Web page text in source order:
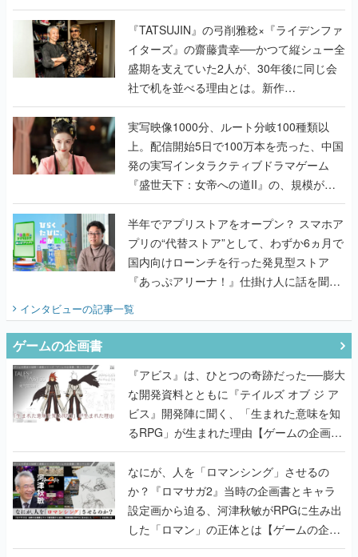
で作り込まれた理由を両ディレクターに聞
く
『TATSUJIN』の弓削雅稔×『ライデンファ
イターズ』の齋藤貴幸──かつて縦シュー全
盛期を支えていた2人が、30年後に同じ会
社で机を並べる理由とは。新作
『TATSUJIN EXTREME』で初タッグを組
んだレジェンド2人に訊く開発秘話
実写映像1000分、ルート分岐100種類以
上。配信開始5日で100万本を売った、中国
発の実写インタラクティブドラマゲーム
『盛世天下：女帝への道II』の、規模が違
うこだわりをプロデューサーに聞いた
半年でアプリストアをオープン？ スマホア
プリの“代替ストア”として、わずか6ヵ月で
国内向けローンチを行った発見型ストア
『あっぷアリーナ！』仕掛け人に話を聞い
てみた
インタビューの記事一覧
ゲームの企画書
『アビス』は、ひとつの奇跡だった──膨大
な開発資料とともに『テイルズ オブ ジ ア
ビス』開発陣に聞く、「生まれた意味を知
るRPG」が生まれた理由【ゲームの企画
書】
なにが、人を「ロマンシング」させるの
か？『ロマサガ2』当時の企画書とキャラ
設定画から迫る、河津秋敏がRPGに生み出
した「ロマン」の正体とは【ゲームの企画
書】